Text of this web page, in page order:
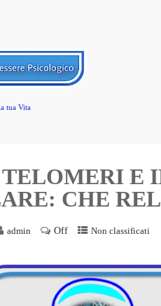
tua Vita
E
CHE
admin Off Non classificati